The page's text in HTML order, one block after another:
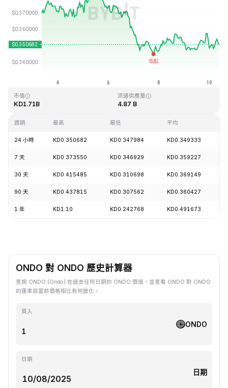
最近更新時間：2026-08-10 08:46 (GMT+0)
市值
KD1.71B
流通供應量
4.87 B
週期 最高 最低 平均
24 小時 KD0.350682 KD0.347984 KD0.349333
7 天 KD0.373550 KD0.346929 KD0.359227
30 天 KD0.415485 KD0.310698 KD0.369149
90 天 KD0.437815 KD0.307562 KD0.360427
1 年 KD1.10 KD0.242768 KD0.491673
ONDO 對 ONDO 歷史計算器
查詢 ONDO (Ondo) 在過去任何日期的 ONDO 價值，並查看 ONDO 對 ONDO
的匯率與當前價格相比有何變化。
買入
ONDO
日期
日期